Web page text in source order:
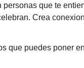
personas que te
Crea
que puedes poner